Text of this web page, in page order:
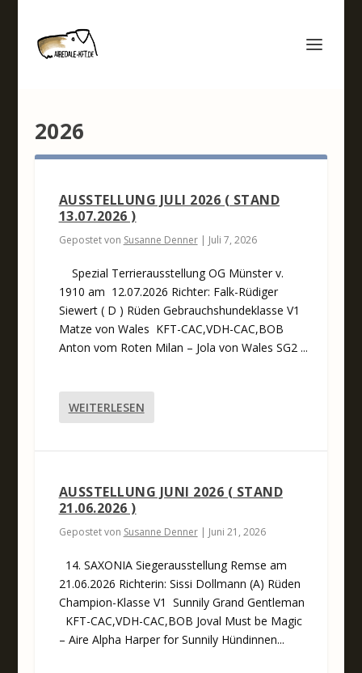
2026
AUSSTELLUNG JULI 2026 ( STAND
13.07.2026 )
Gepostet von Susanne Denner| Juli 7, 2026
Spezial Terrierausstellung OG Münster v.
1910 am 12.07.2026 Richter: Falk-Rüdiger
Siewert ( D ) Rüden Gebrauchshundeklasse V1
Matze von Wales KFT-CAC,VDH-CAC,BOB
Anton vom Roten Milan – Jola von Wales SG2 ...
WEITERLESEN
AUSSTELLUNG JUNI 2026 ( STAND
21.06.2026 )
Gepostet von Susanne Denner| Juni 21, 2026
14. SAXONIA Siegerausstellung Remse am
21.06.2026 Richterin: Sissi Dollmann (A) Rüden
Champion-Klasse V1 Sunnily Grand Gentleman
KFT-CAC,VDH-CAC,BOB Joval Must be Magic
– Aire Alpha Harper for Sunnily Hündinnen...